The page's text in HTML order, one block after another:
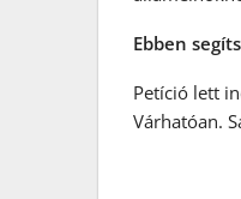
Ebben
Petíció lett
Várhatóan.